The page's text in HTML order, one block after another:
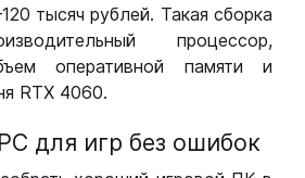
тысяч рублей. Такая сборка
процессор,
оперативной памяти и
RTX 4060.
для игр без ошибок